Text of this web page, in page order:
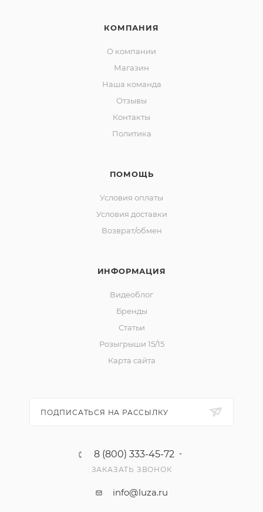
КОМПАНИЯ
О компании
Магазин
Наша команда
Отзывы
Контакты
Политика
ПОМОЩЬ
Условия оплаты
Условия доставки
Возврат/обмен
ИНФОРМАЦИЯ
Видеоблог
Бренды
Статьи
Розыгрыши 15/15
Карта сайта
ПОДПИСАТЬСЯ НА РАССЫЛКУ
8 (800) 333-45-72
ЗАКАЗАТЬ ЗВОНОК
info@luza.ru